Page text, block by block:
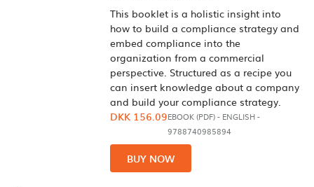
This booklet is a holistic insight into
how to build a compliance strategy and
embed compliance into the
organization from a commercial
perspective. Structured as a recipe you
can insert knowledge about a company
and build your compliance strategy.
DKK 156.09EBOOK (PDF)- ENGLISH-
9788740985894
BUY NOW